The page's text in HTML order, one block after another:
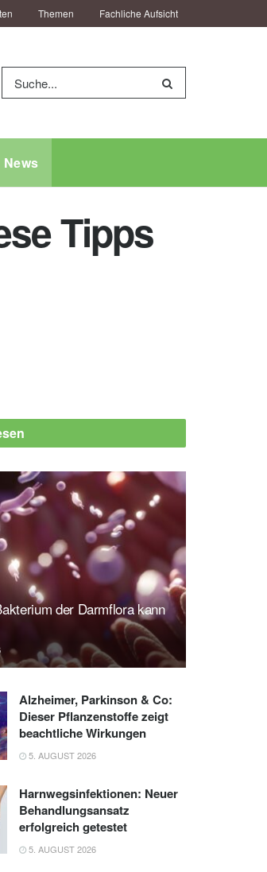
Themen Fachliche Aufsicht
News
Tipps
der Darmflora kann
Alzheimer, Parkinson & Co:
Dieser Pflanzenstoffe zeigt
beachtliche Wirkungen
5. AUGUST 2026
Harnwegsinfektionen: Neuer
Behandlungsansatz
erfolgreich getestet
5. AUGUST 2026